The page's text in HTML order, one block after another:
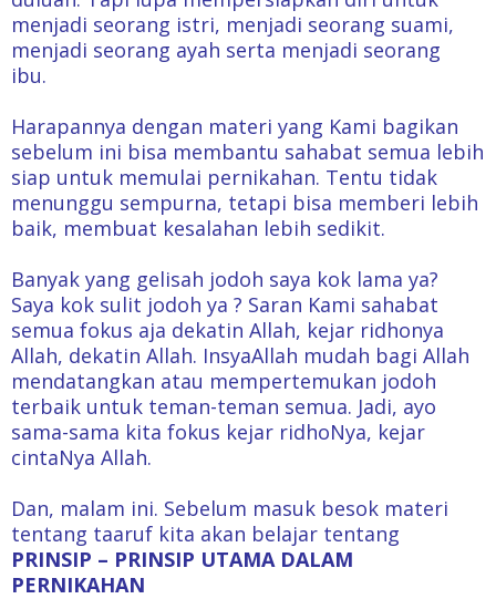
menjadi seorang istri, menjadi seorang suami,
menjadi seorang ayah serta menjadi seorang
ibu.
Harapannya dengan materi yang Kami bagikan
sebelum ini bisa membantu sahabat semua lebih
siap untuk memulai pernikahan. Tentu tidak
menunggu sempurna, tetapi bisa memberi lebih
baik, membuat kesalahan lebih sedikit.
Banyak yang gelisah jodoh saya kok lama ya?
Saya kok sulit jodoh ya ? Saran Kami sahabat
semua fokus aja dekatin Allah, kejar ridhonya
Allah, dekatin Allah. InsyaAllah mudah bagi Allah
mendatangkan atau mempertemukan jodoh
terbaik untuk teman-teman semua. Jadi, ayo
sama-sama kita fokus kejar ridhoNya, kejar
cintaNya Allah.
Dan, malam ini. Sebelum masuk besok materi
tentang taaruf kita akan belajar tentang
PRINSIP – PRINSIP UTAMA DALAM
PERNIKAHAN